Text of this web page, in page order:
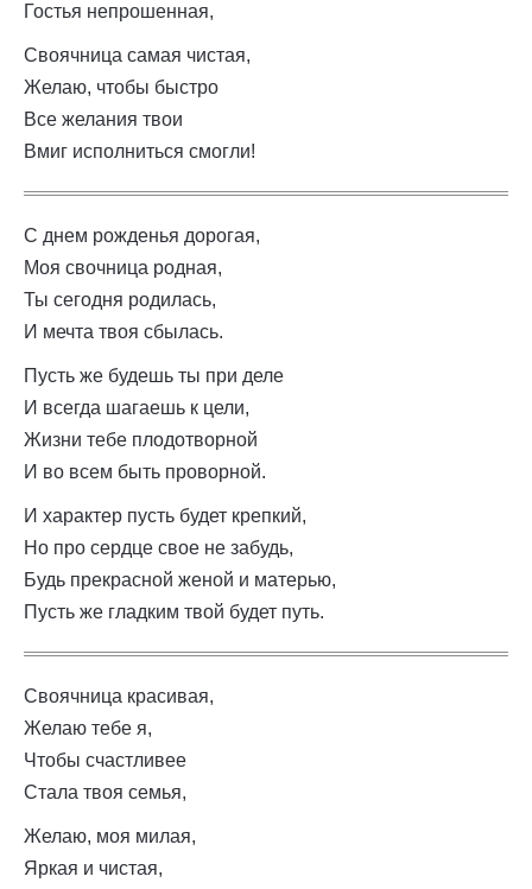
Гостья непрошенная,
Своячница самая чистая,
Желаю, чтобы быстро
Все желания твои
Вмиг исполниться смогли!
С днем рожденья дорогая,
Моя свочница родная,
Ты сегодня родилась,
И мечта твоя сбылась.
Пусть же будешь ты при деле
И всегда шагаешь к цели,
Жизни тебе плодотворной
И во всем быть проворной.
И характер пусть будет крепкий,
Но про сердце свое не забудь,
Будь прекрасной женой и матерью,
Пусть же гладким твой будет путь.
Своячница красивая,
Желаю тебе я,
Чтобы счастливее
Стала твоя семья,
Желаю, моя милая,
Яркая и чистая,